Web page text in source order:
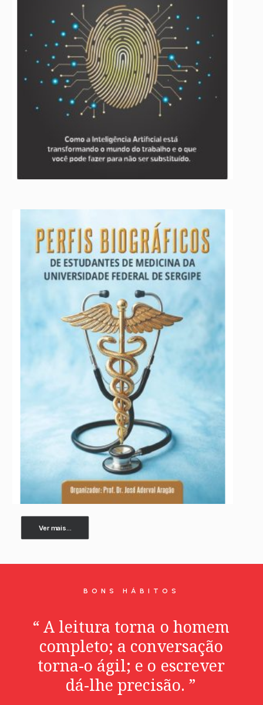
Ver mais...
BONS HÁBITOS
“ A leitura torna o homem
completo; a conversação
torna-o ágil; e o escrever
dá-lhe precisão. ”